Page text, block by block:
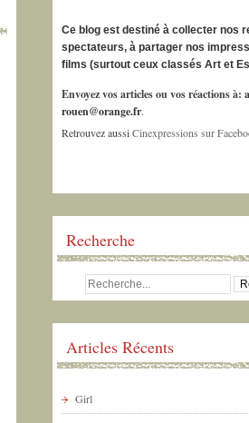
Ce blog est destiné à collecter nos
spectateurs, à partager nos
films (surtout ceux classés Art et
Envoyez vos articles ou vos réactions à:
rouen@orange.fr.
Retrouvez aussiCinexpressions sur
Recherche
Articles Récents
Girl